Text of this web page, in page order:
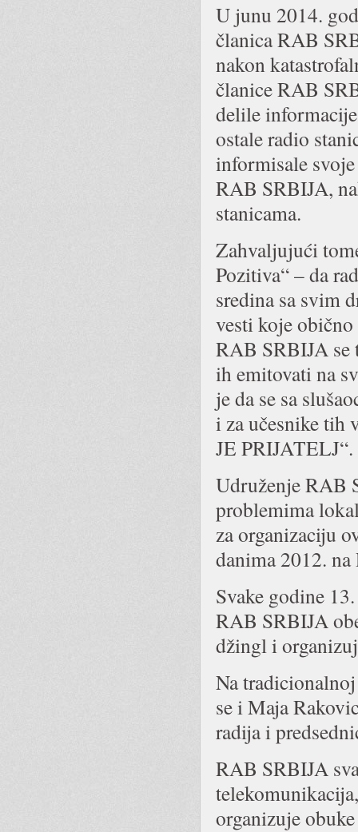
U junu 2014.
članica RAB
nakon
članice RAB
delile
ostale radio
informisale
RAB SRBIJA,
stanicama.
Zahvaljujući
Pozitiva“ – da
sredina sa svim
vesti koje
RAB SRBIJA
ih emitovati na
je da se sa
i za učesnike tih
JE PRIJATELJ“.
Udruženje RAB
problemima
za organizaciju
danima 2012. na
Svake godine
RAB SRBIJA
džingl i
Na
se i Maja
radija i
RAB SRBIJA
organizuje